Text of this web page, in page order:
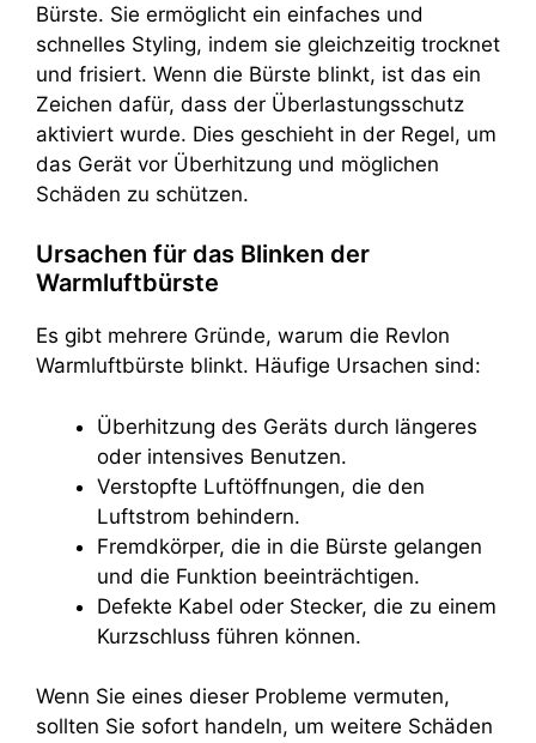
Bürste. Sie ermöglicht ein einfaches und
schnelles Styling, indem sie gleichzeitig trocknet
und frisiert. Wenn die Bürste blinkt, ist das ein
Zeichen dafür, dass der Überlastungsschutz
aktiviert wurde. Dies geschieht in der Regel, um
das Gerät vor Überhitzung und möglichen
Schäden zu schützen.
Ursachen für das Blinken der
Warmluftbürste
Es gibt mehrere Gründe, warum die Revlon
Warmluftbürste blinkt. Häufige Ursachen sind:
Überhitzung des Geräts durch längeres
oder intensives Benutzen.
Verstopfte Luftöffnungen, die den
Luftstrom behindern.
Fremdkörper, die in die Bürste gelangen
und die Funktion beeinträchtigen.
Defekte Kabel oder Stecker, die zu einem
Kurzschluss führen können.
Wenn Sie eines dieser Probleme vermuten,
sollten Sie sofort handeln, um weitere Schäden